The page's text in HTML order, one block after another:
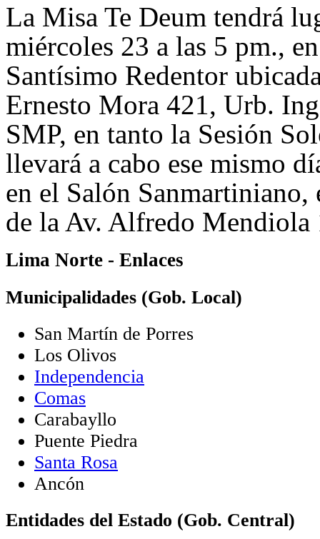
La Misa Te Deum tendrá
miércoles 23 a las 5 pm.,
Santísimo Redentor
Ernesto Mora 421, Urb.
SMP, en tanto la Sesión
llevará a cabo ese mismo
en el Salón Sanmartiniano,
de la Av. Alfredo Mendiola
Lima Norte - Enlaces
Municipalidades (Gob. Local)
San Martín de Porres
Los Olivos
Independencia
Comas
Carabayllo
Puente Piedra
Santa Rosa
Ancón
Entidades del Estado (Gob. Central)